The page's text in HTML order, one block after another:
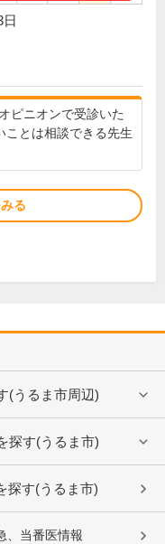
ピニオンで受診いた
ことは相談できる先生
る
(うるま市周辺)
探す(うるま市)
探す(うるま市)
、当番医情報